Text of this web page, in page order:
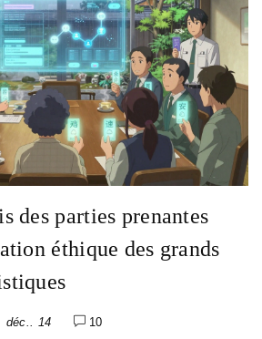
des parties prenantes
éthique des grands
déc.. 14 10